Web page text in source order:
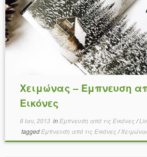
Χειμώνας – Έμπνευση
Εικόνες
8 Ιαν, 2013in Έμπνευση από τις Εικόνες /
tagged Έμπνευση από τις Εικόνες /